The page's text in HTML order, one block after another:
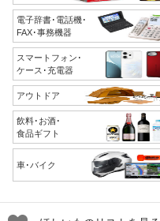
電子辞書･電話機･
FAX･事務機器
スマートフォン･
ケース･充電器
アウトドア
飲料･お酒･
食品ギフト
車･バイク